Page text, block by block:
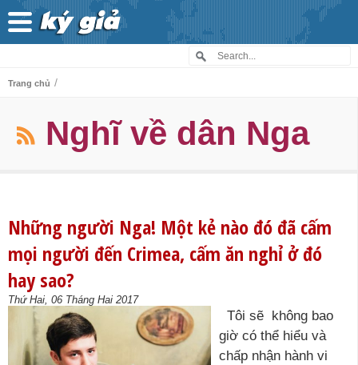
Trang chủ /
Nghĩ về dân Nga
Những người Nga! Một kẻ nào đó đã cấm
mọi người đến Crimea, cấm ăn nghỉ ở đó
hay sao?
Thứ Hai, 06 Tháng Hai 2017
Tôi sẽ không bao
giờ có thể hiểu và
chấp nhận hành vi